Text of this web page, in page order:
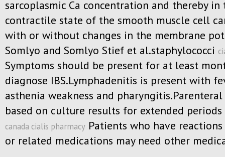
sarcoplasmic Ca concentration and thereby in
contractile state of the smooth muscle cell
with or without changes in the membrane
Somlyo and Somlyo Stief et al.staphylococci
Symptoms should be present for at least
diagnose IBS.Lymphadenitis is present with
asthenia weakness and
based on culture results for extended
canada cialis pharmacy Patients who have
or related medications may need other